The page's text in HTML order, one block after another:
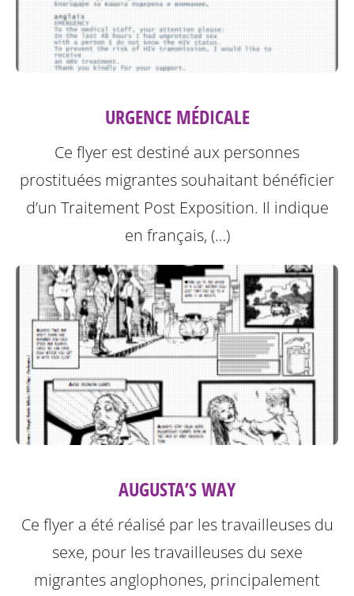
URGENCE MÉDICALE
Ce flyer est destiné aux personnes
prostituées migrantes souhaitant bénéficier
d’un Traitement Post Exposition. Il indique
en français, (…)
AUGUSTA’S WAY
Ce flyer a été réalisé par les travailleuses du
sexe, pour les travailleuses du sexe
migrantes anglophones, principalement